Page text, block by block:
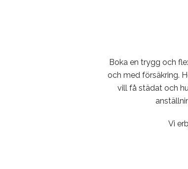
Boka en trygg och
och med försäkring.
vill få städat och
Vi